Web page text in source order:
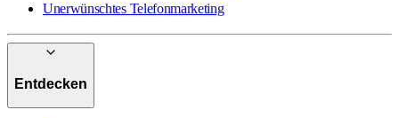
Unerwünschtes Telefonmarketing
Entdecken